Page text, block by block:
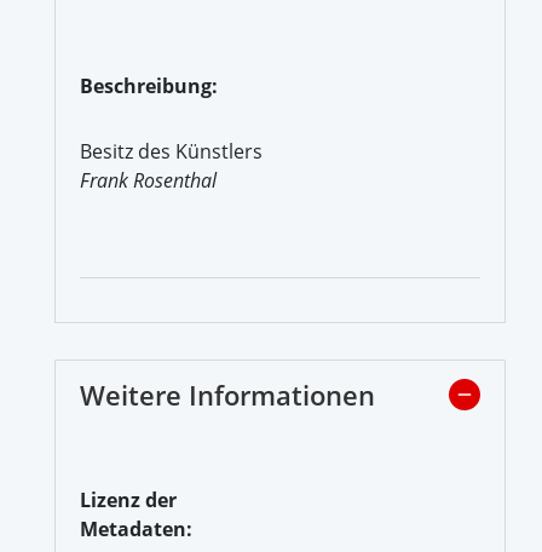
Beschreibung:
Besitz des Künstlers
Frank Rosenthal
Weitere Informationen
Lizenz der
Metadaten: